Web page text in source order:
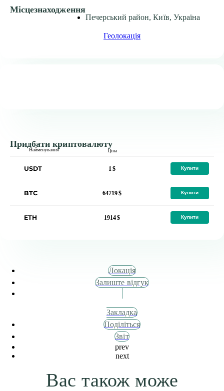
Місцезнаходження
Печерський район, Київ, Україна
Геолокація
Придбати криптовалюту
Найменування Ціна
USDT 1 Купити
BTC 64719 Купити
ETH 1914 Купити
Локація
Залиште відгук
Закладка
Поділіться
Звіт
prev
next
Вас також може